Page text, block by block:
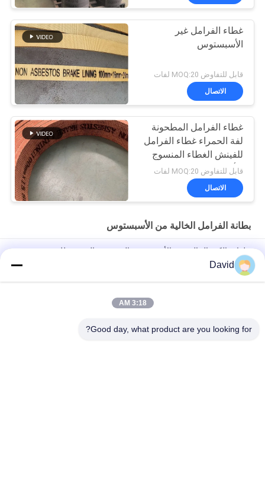
غطاء الفرامل غير
الأسبستوس
قابل للتفاوض MOQ:20 لفات
الاتصال
غطاء الفرامل المطحونة
لفة الحمراء غطاء الفرامل
للفينش الغطاء المنسوج
للأرض
قابل للتفاوض MOQ:20 لفات
الاتصال
بطانة الفرامل الخالية من الأسبستوس
ملفات الكبح الخالية من الأسبستوس المنسوجة الصديقة للبيئة
طاحونة السكر للطاحونة طاحونة السكر طاحونة الفرامل الخالية من
الأسبستوس لآلات البناء
بطانة الفرامل الخالية من الأسبستوس الخالية من الأسبستوس لشاحنة
David
3:18 AM
Good day, what product are you looking for?